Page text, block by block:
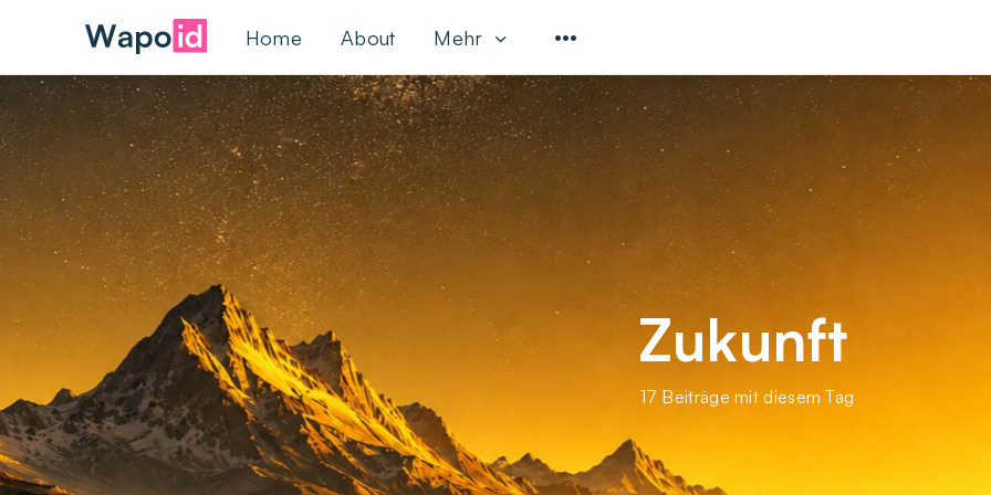
Home About Mehr
Zukunft
17 Beiträge mit diesem Tag